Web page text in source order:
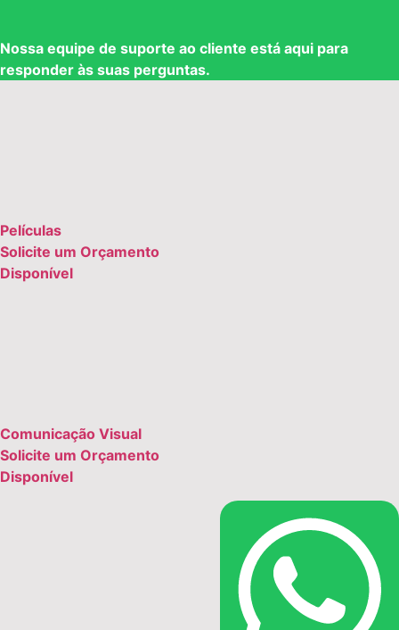
Nossa equipe de suporte ao cliente está aqui para
responder às suas perguntas.
Películas
Solicite um Orçamento
Disponível
Comunicação Visual
Solicite um Orçamento
Disponível